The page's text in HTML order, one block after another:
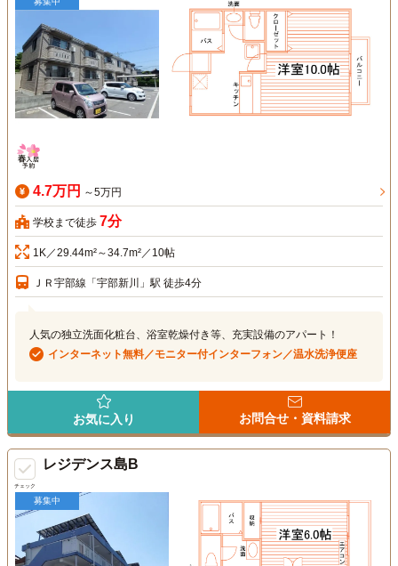
4.7万円 ～5万円
学校まで徒歩 7分
1K／29.44m²～34.7m²／10帖
ＪＲ宇部線「宇部新川」駅 徒歩4分
人気の独立洗面化粧台、浴室乾燥付き等、充実設備のアパート！
インターネット無料／モニター付インターフォン／温水洗浄便座
お気に入り お問合せ・資料請求
チェック
レジデンス島B
募集中